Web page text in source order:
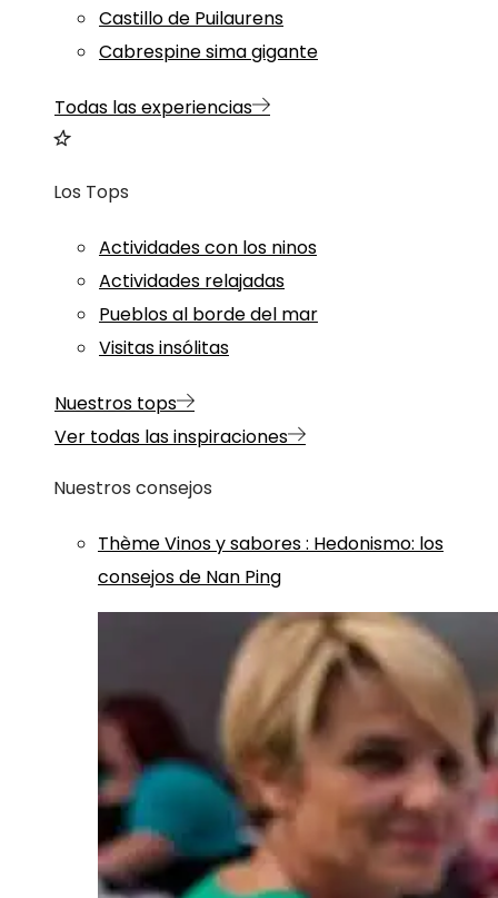
Castillo de Puilaurens
Cabrespine sima gigante
Todas las experiencias
Los Tops
Actividades con los ninos
Actividades relajadas
Pueblos al borde del mar
Visitas insólitas
Nuestros tops
Ver todas las inspiraciones
Nuestros consejos
ThèmeVinos y sabores: Hedonismo: los
consejos de Nan Ping